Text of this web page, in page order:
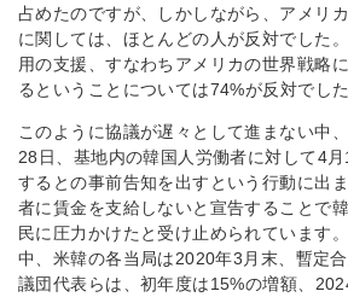
占めたのですが、しかしながら、アメリ
に関しては、ほとんどの人が反対でした
用の支援、すなわちアメリカの世界戦略
るということについては74%が反対でした
このように協議が遅々として進まない中
28日、基地内の韓国人労働者に対して4
するとの事前告知を出すという行動に出
者に賃金を支給しないと宣告することで
民に圧力かけたと受け止められています
中、米韓の各当局は2020年3月末、暫定
議団代表らは、初年度は15%の増額、